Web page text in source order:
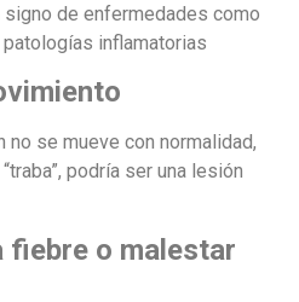
de enfermedades como
inflamatorias
no se mueve con normalidad,
podría ser una lesión
fiebre o malestar